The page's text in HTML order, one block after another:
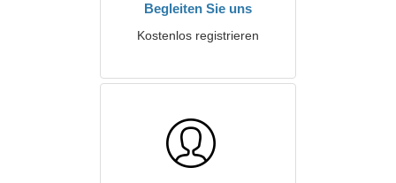
Begleiten Sie uns
Kostenlos registrieren